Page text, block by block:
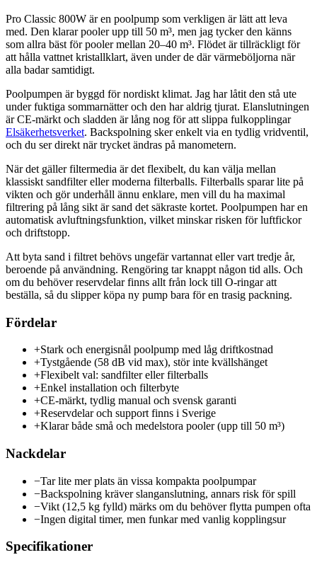
Pro Classic 800W är en poolpump som verkligen är lätt att leva
med. Den klarar pooler upp till 50 m³, men jag tycker den känns
som allra bäst för pooler mellan 20–40 m³. Flödet är tillräckligt för
att hålla vattnet kristallklart, även under de där värmeböljorna när
alla badar samtidigt.
Poolpumpen är byggd för nordiskt klimat. Jag har låtit den stå ute
under fuktiga sommarnätter och den har aldrig tjurat. Elanslutningen
är CE-märkt och sladden är lång nog för att slippa fulkopplingar
Elsäkerhetsverket. Backspolning sker enkelt via en tydlig vridventil,
och du ser direkt när trycket ändras på manometern.
När det gäller filtermedia är det flexibelt, du kan välja mellan
klassiskt sandfilter eller moderna filterballs. Filterballs sparar lite på
vikten och gör underhåll ännu enklare, men vill du ha maximal
filtrering på lång sikt är sand det säkraste kortet. Poolpumpen har en
automatisk avluftningsfunktion, vilket minskar risken för luftfickor
och driftstopp.
Att byta sand i filtret behövs ungefär vartannat eller vart tredje år,
beroende på användning. Rengöring tar knappt någon tid alls. Och
om du behöver reservdelar finns allt från lock till O-ringar att
beställa, så du slipper köpa ny pump bara för en trasig packning.
Fördelar
+Stark och energisnål poolpump med låg driftkostnad
+Tystgående (58 dB vid max), stör inte kvällshänget
+Flexibelt val: sandfilter eller filterballs
+Enkel installation och filterbyte
+CE-märkt, tydlig manual och svensk garanti
+Reservdelar och support finns i Sverige
+Klarar både små och medelstora pooler (upp till 50 m³)
Nackdelar
−Tar lite mer plats än vissa kompakta poolpumpar
−Backspolning kräver slanganslutning, annars risk för spill
−Vikt (12,5 kg fylld) märks om du behöver flytta pumpen ofta
−Ingen digital timer, men funkar med vanlig kopplingsur
Specifikationer